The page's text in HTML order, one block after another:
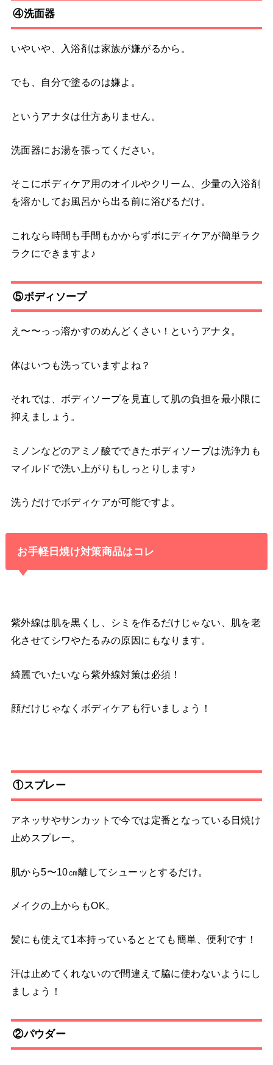
④洗面器
いやいや、入浴剤は家族が嫌がるから。
でも、自分で塗るのは嫌よ。
というアナタは仕方ありません。
洗面器にお湯を張ってください。
そこにボディケア用のオイルやクリーム、少量の入浴剤
を溶かしてお風呂から出る前に浴びるだけ。
これなら時間も手間もかからずボにディケアが簡単ラク
ラクにできますよ♪
⑤ボディソープ
え〜〜っっ溶かすのめんどくさい！というアナタ。
体はいつも洗っていますよね？
それでは、ボディソープを見直して肌の負担を最小限に
抑えましょう。
ミノンなどのアミノ酸でできたボディソープは洗浄力も
マイルドで洗い上がりもしっとりします♪
洗うだけでボディケアが可能ですよ。
お手軽日焼け対策商品はコレ
紫外線は肌を黒くし、シミを作るだけじゃない、肌を老
化させてシワやたるみの原因にもなります。
綺麗でいたいなら紫外線対策は必須！
顔だけじゃなくボディケアも行いましょう！
①スプレー
アネッサやサンカットで今では定番となっている日焼け
止めスプレー。
肌から5〜10㎝離してシューッとするだけ。
メイクの上からもOK。
髪にも使えて1本持っているととても簡単、便利です！
汗は止めてくれないので間違えて脇に使わないようにし
ましょう！
②パウダー